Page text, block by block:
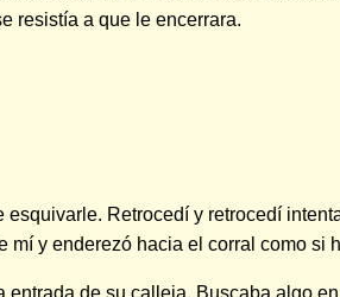
resistía a que le encerrara.
Retrocedí y retrocedí
y enderezó hacia el corral como si